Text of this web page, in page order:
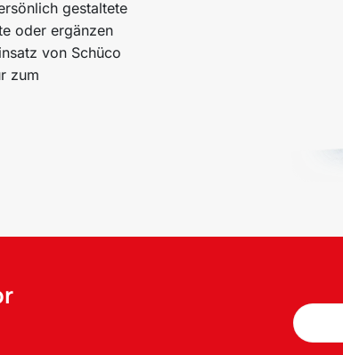
gestaltete
oder ergänzen
von Schüco
zum